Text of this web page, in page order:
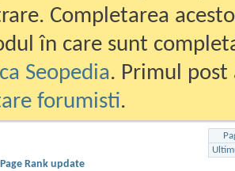
Completarea
în care sunt
Seopedia. Primul
forumisti.
Rank update